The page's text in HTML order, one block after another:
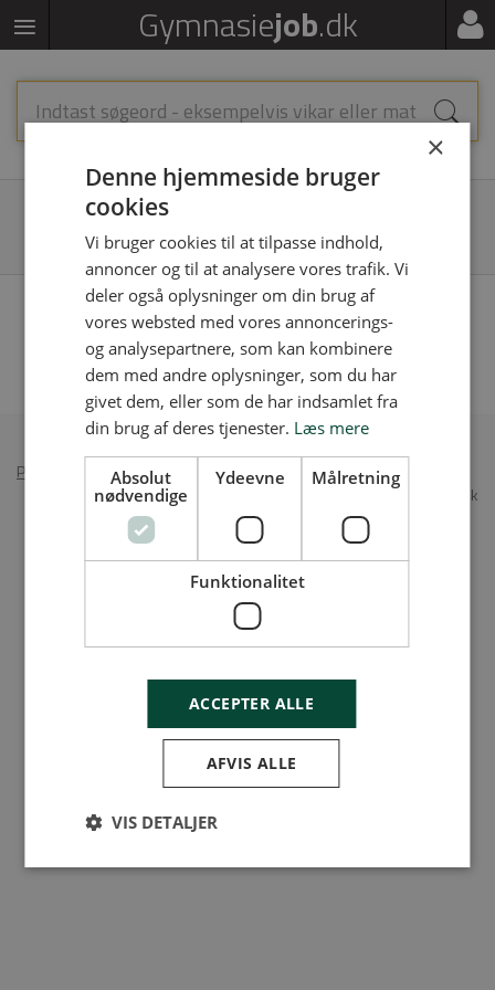
Gymnasiejob.dk
Vi fandt desværre ingen jobopslag, prøv at søge på noget andet eller fjern
nogle af dine filtre
Persondatapolitik•Annoncér på Gymnasiejob
© 2026 Gymnasiejob.dk
×
Denne hjemmeside bruger
cookies
Vi bruger cookies til at tilpasse indhold,
annoncer og til at analysere vores trafik. Vi
deler også oplysninger om din brug af
vores websted med vores annoncerings-
og analysepartnere, som kan kombinere
dem med andre oplysninger, som du har
givet dem, eller som de har indsamlet fra
din brug af deres tjenester. Læs mere
Absolut
nødvendige
Ydeevne Målretning
Funktionalitet
ACCEPTER ALLE
AFVIS ALLE
VIS DETALJER